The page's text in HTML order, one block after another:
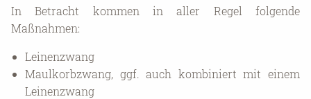
In Betracht kommen in aller Regel folgende
Maßnahmen:
Leinenzwang
Maulkorbzwang, ggf. auch kombiniert mit einem
Leinenzwang